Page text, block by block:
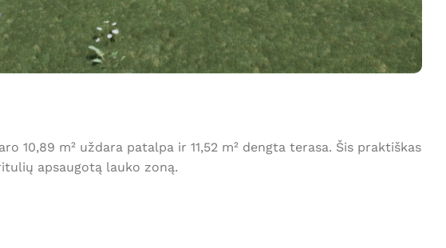
10,89 m² uždara patalpa ir 11,52 m² dengta terasa. Šis praktiškas
apsaugotą lauko zoną.